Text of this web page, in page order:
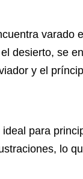
varado
desierto, se
y el
para
lo